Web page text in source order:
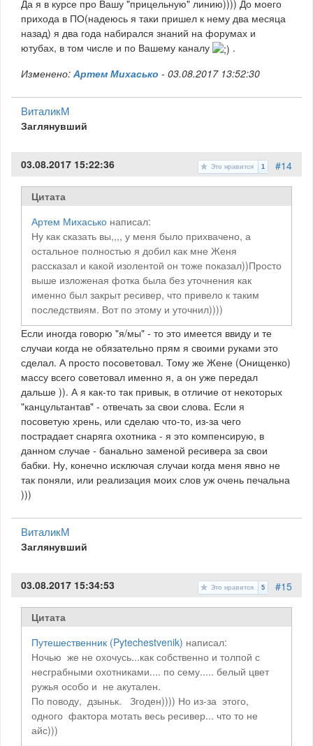
Да я в курсе про Вашу "прицельную" линию)))) До моего
прихода в ПО(надеюсь я таки пришел к нему два месяца
назад) я два года набирался знаний на форумах и
ютубах, в том числе и по Вашему каналу
.
Изменено: Артем Михасько - 03.08.2017 13:52:30
ВиталикМ
Заглянувший
#14
Это нравится 1
03.08.2017 15:22:36
Цитата
Артем Михасько написал:
Ну как сказать вы,,,, у меня было прихвачено, а
остальное полностью я добил как мне Женя
рассказал и какой изолентой он тоже показал))Просто
выше изложеная фотка была без уточнения как
именно был закрыт ресивер, что привело к таким
последствиям. Вот по этому и уточнил))))
Если иногда говорю "я/мы" - то это имеется ввиду и те
случаи когда не обязательно прям я своими руками это
сделал. А просто посоветовал. Тому же Жене (Онищенко)
массу всего советовал именно я, а он уже передал
дальше )). А я как-то так привык, в отличие от некоторых
"канцультантав" - отвечать за свои слова. Если я
посоветую хрень, или сделаю что-то, из-за чего
пострадает снаряга охотника - я это компенсирую, в
данном случае - банально заменой ресивера за свои
бабки. Ну, конечно исключая случаи когда меня явно не
так поняли, или реализация моих слов уж очень печальна
)))
ВиталикМ
Заглянувший
#15
Это нравится 5
03.08.2017 15:34:53
Цитата
Путешественник (Pytechestvenik) написал:
Ночью же не охочусь...как собственно и толпой с
несграбными охотниками.... по сему..... белый цвет
ружья особо и не акутален.
По поводу, дзыньк. Згоден)))) Но из-за этого,
одного фактора мотать весь ресивер... что то не
айс)))